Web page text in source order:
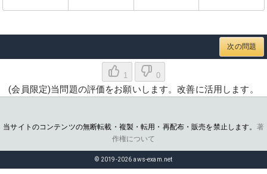
次の問題
1 0
(会員限定)当問題の評価をお願いします。改善に活用します。
当サイトのコンテンツの無断転載・複製・転用・再配布・販売を禁止します。 著
作権について
© 2019-2026 aws-exam.net